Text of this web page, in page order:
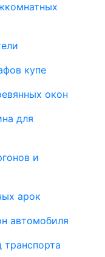
купе
окон
для
и
арок
автомобиля